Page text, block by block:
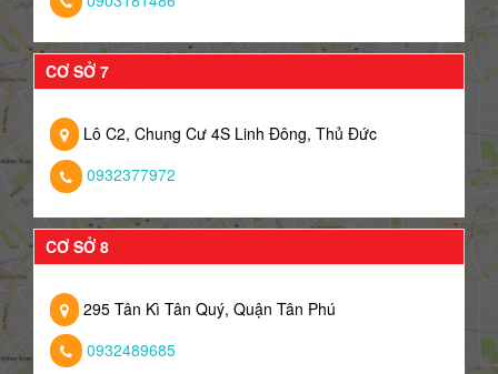
CƠ SỞ 7
Lô C2, Chung Cư 4S Linh Đông, Thủ Đức
0932377972
CƠ SỞ 8
295 Tân Kì Tân Quý, Quận Tân Phú
0932489685